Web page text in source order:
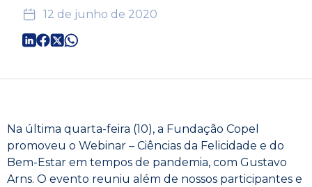
12 de junho de 2020
Na última quarta-feira (10), a Fundação Copel
promoveu o Webinar – Ciências da Felicidade e do
Bem-Estar em tempos de pandemia, com Gustavo
Arns. O evento reuniu além de nossos participantes e